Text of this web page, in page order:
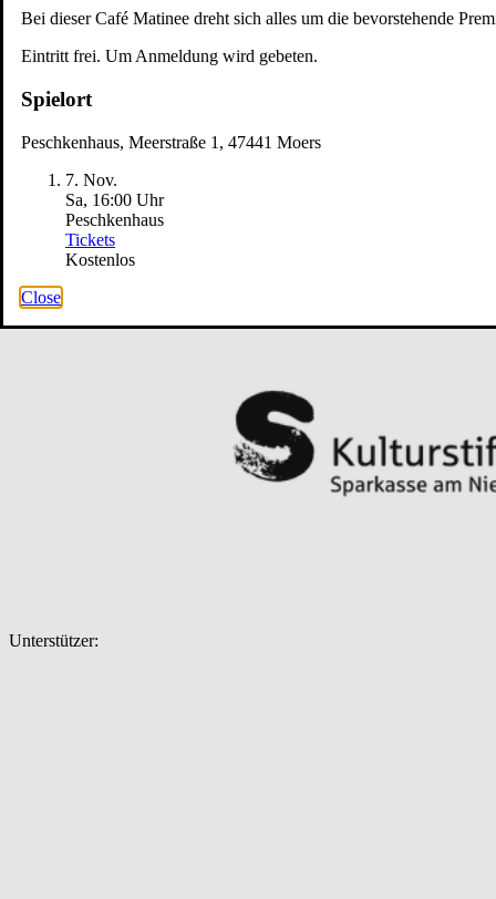
Bei dieser Café Matinee dreht sich alles um die bevorstehende
Eintritt frei. Um Anmeldung wird gebeten.
Spielort
Peschkenhaus, Meerstraße 1, 47441 Moers
7. Nov.
Sa, 16:00 Uhr
Peschkenhaus
Tickets
Kostenlos
Close
Unterstützer: